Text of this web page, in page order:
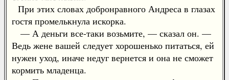
При этих словах добронравного Андреса в глазах
гостя промелькнула искорка.
— А деньги все-таки возьмите, — сказал он. —
Ведь жене вашей следует хорошенько питаться, ей
нужен уход, иначе недуг вернется и она не сможет
кормить младенца.